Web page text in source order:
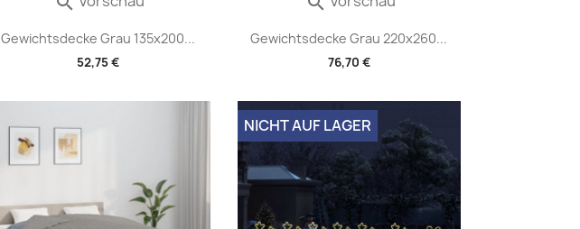
Gewichtsdecke Grau 135x200...
52,75 €
Gewichtsdecke Grau 220x260...
76,70 €
NICHT AUF LAGER